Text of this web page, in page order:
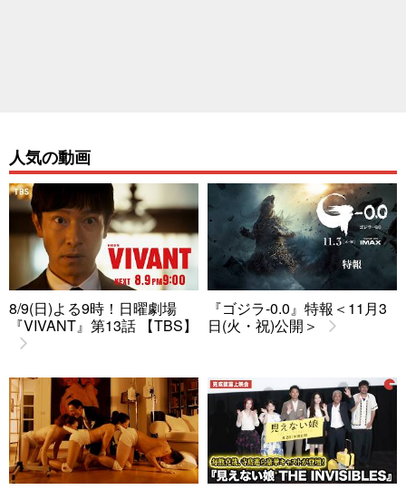
人気の動画
8/9(日)よる9時！日曜劇場
『VIVANT』第13話 【TBS】
『ゴジラ-0.0』特報＜11月3
日(火・祝)公開＞